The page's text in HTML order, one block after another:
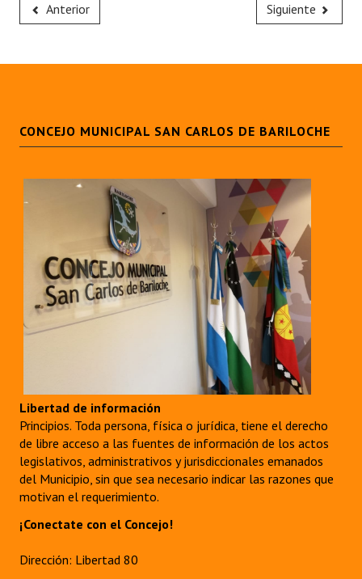
Anterior Siguiente
CONCEJO MUNICIPAL SAN CARLOS DE BARILOCHE
Libertad de información
Principios. Toda persona, física o jurídica, tiene el derecho
de libre acceso a las fuentes de información de los actos
legislativos, administrativos y jurisdiccionales emanados
del Municipio, sin que sea necesario indicar las razones que
motivan el requerimiento.
¡Conectate con el Concejo!
Dirección: Libertad 80